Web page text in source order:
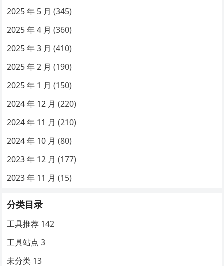
2025 年 5 月 (345)
2025 年 4 月 (360)
2025 年 3 月 (410)
2025 年 2 月 (190)
2025 年 1 月 (150)
2024 年 12 月 (220)
2024 年 11 月 (210)
2024 年 10 月 (80)
2023 年 12 月 (177)
2023 年 11 月 (15)
分类目录
工具推荐 142
工具站点 3
未分类 13